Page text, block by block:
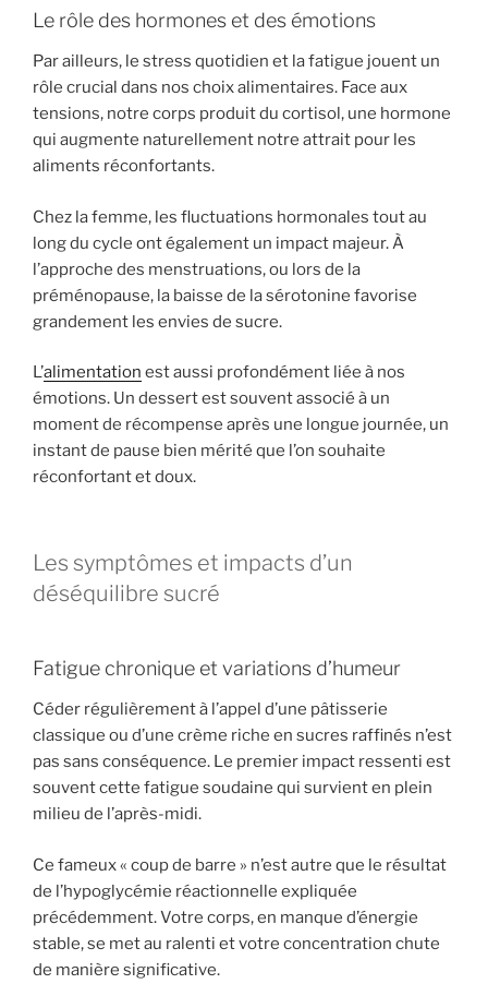
Le rôle des hormones et des émotions
Par ailleurs, le stress quotidien et la fatigue jouent un
rôle crucial dans nos choix alimentaires. Face aux
tensions, notre corps produit du cortisol, une hormone
qui augmente naturellement notre attrait pour les
aliments réconfortants.
Chez la femme, les fluctuations hormonales tout au
long du cycle ont également un impact majeur. À
l’approche des menstruations, ou lors de la
préménopause, la baisse de la sérotonine favorise
grandement les envies de sucre.
L’alimentation est aussi profondément liée à nos
émotions. Un dessert est souvent associé à un
moment de récompense après une longue journée, un
instant de pause bien mérité que l’on souhaite
réconfortant et doux.
Les symptômes et impacts d’un
déséquilibre sucré
Fatigue chronique et variations d’humeur
Céder régulièrement à l’appel d’une pâtisserie
classique ou d’une crème riche en sucres raffinés n’est
pas sans conséquence. Le premier impact ressenti est
souvent cette fatigue soudaine qui survient en plein
milieu de l’après-midi.
Ce fameux « coup de barre » n’est autre que le résultat
de l’hypoglycémie réactionnelle expliquée
précédemment. Votre corps, en manque d’énergie
stable, se met au ralenti et votre concentration chute
de manière significative.